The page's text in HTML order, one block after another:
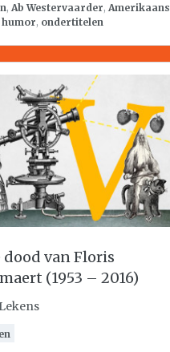
, Ab Westervaarder, Amerikaans
humor, ondertitelen
dood van Floris
(1953 – 2016)